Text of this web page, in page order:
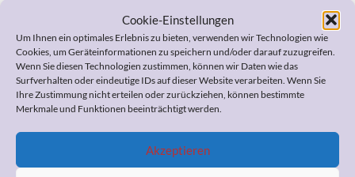
Cookie-Einstellungen
Um Ihnen ein optimales Erlebnis zu bieten, verwenden wir Technologien wie
Cookies, um Geräteinformationen zu speichern und/oder darauf zuzugreifen.
Wenn Sie diesen Technologien zustimmen, können wir Daten wie das
Surfverhalten oder eindeutige IDs auf dieser Website verarbeiten. Wenn Sie
Ihre Zustimmung nicht erteilen oder zurückziehen, können bestimmte
Merkmale und Funktionen beeinträchtigt werden.
Akzeptieren
Diese und andere Fragen werden mit einer
Patientenverfügung beantwortet. Und wie Sie die für Sie
passenden Antworten finden, erfahren Sie in der
„Fragestunde Patientenverfügung“ .